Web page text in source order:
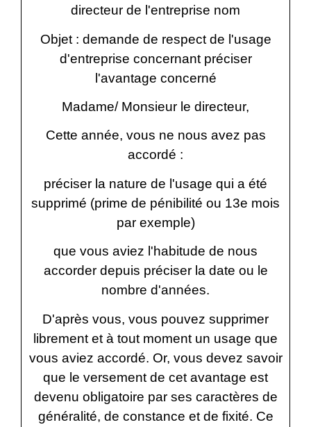
directeur de l'entreprise nom
Objet : demande de respect de l'usage
d'entreprise concernant préciser
l'avantage concerné
Madame/ Monsieur le directeur,
Cette année, vous ne nous avez pas
accordé :
préciser la nature de l'usage qui a été
supprimé (prime de pénibilité ou 13e mois
par exemple)
que vous aviez l'habitude de nous
accorder depuis préciser la date ou le
nombre d'années.
D'après vous, vous pouvez supprimer
librement et à tout moment un usage que
vous aviez accordé. Or, vous devez savoir
que le versement de cet avantage est
devenu obligatoire par ses caractères de
généralité, de constance et de fixité. Ce